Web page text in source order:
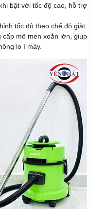
bật với tốc độ cao, hỗ trợ
tốc độ theo chế độ giặt.
cấp mô men xoắn lớn, giúp
lo ì máy.